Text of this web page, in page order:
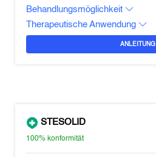
Behandlungsmöglichkeit
Therapeutische Anwendung
ANLEITUNG
STESOLID
100% konformität